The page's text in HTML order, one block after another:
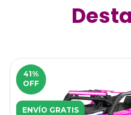
41%
OFF
ENVÍO GRATIS